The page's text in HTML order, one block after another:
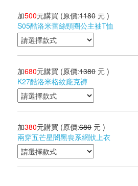
加500元購買 (原價:1180 元 )
S05酷洛米蕾絲頸圈公主袖T恤
加680元購買 (原價:1380 元 )
K27酷洛米格紋龐克褲
加380元購買 (原價:680 元 )
兩穿五芒星闇黑喪系網狀上衣